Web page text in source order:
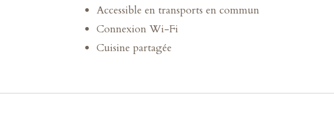
Accessible en transports en commun
Connexion Wi-Fi
Cuisine partagée